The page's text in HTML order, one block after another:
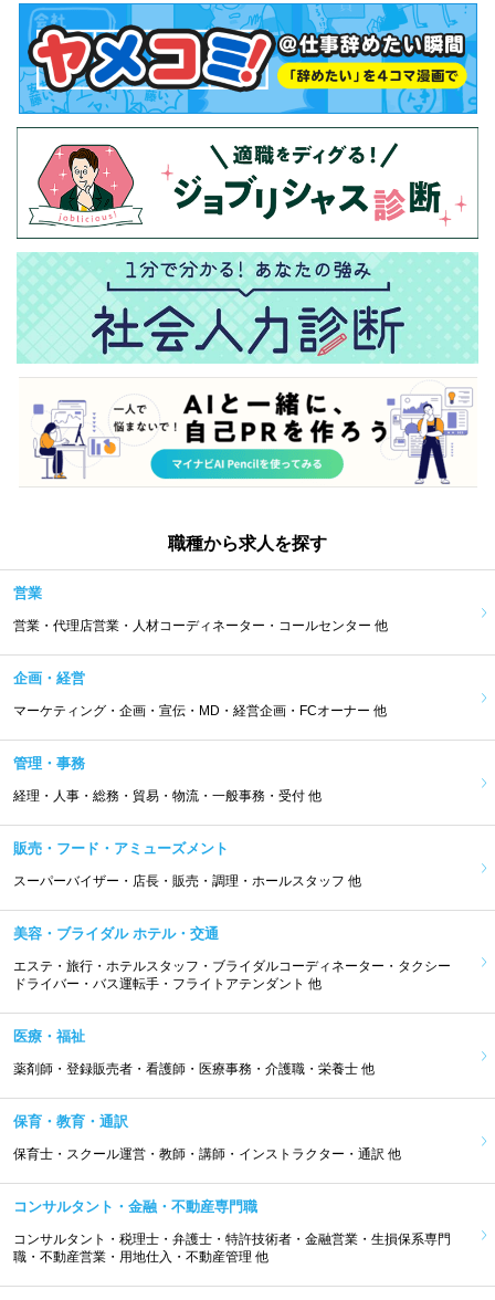
職種から求人を探す
営業
営業・代理店営業・人材コーディネーター・コールセンター 他
企画・経営
マーケティング・企画・宣伝・MD・経営企画・FCオーナー 他
管理・事務
経理・人事・総務・貿易・物流・一般事務・受付 他
販売・フード・アミューズメント
スーパーバイザー・店長・販売・調理・ホールスタッフ 他
美容・ブライダル ホテル・交通
エステ・旅行・ホテルスタッフ・ブライダルコーディネーター・タクシー
ドライバー・バス運転手・フライトアテンダント 他
医療・福祉
薬剤師・登録販売者・看護師・医療事務・介護職・栄養士 他
保育・教育・通訳
保育士・スクール運営・教師・講師・インストラクター・通訳 他
コンサルタント・金融・不動産専門職
コンサルタント・税理士・弁護士・特許技術者・金融営業・生損保系専門
職・不動産営業・用地仕入・不動産管理 他